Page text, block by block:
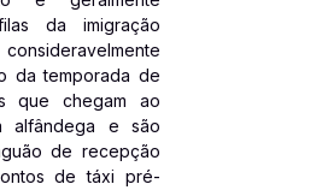
da imigração
da temporada de
que chegam ao
alfândega e são
de recepção
de táxi pré-